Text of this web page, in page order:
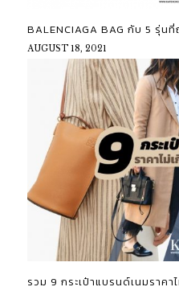
BALENCIAGA BAG กับ 5 รุ่น
AUGUST 18, 2021
รวม 9 กระเป๋าแบรนด์เนมราค